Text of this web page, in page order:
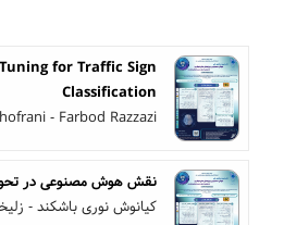
for Traffic Sign
Classification
- Farbod Razzazi
نقش هوش مصنوعی در
کیانوش نوری باشکند -